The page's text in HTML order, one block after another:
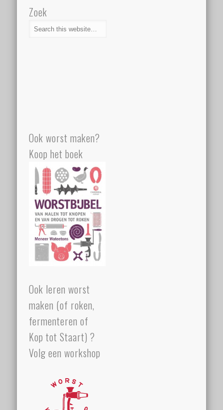
Zoek
Ook worst maken?
Koop het boek
Ook leren worst
maken (of roken,
fermenteren of
Kop tot Staart) ?
Volg een workshop